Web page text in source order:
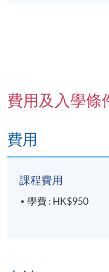
費用及入學條
費用
課程費用
學費 : HK$950